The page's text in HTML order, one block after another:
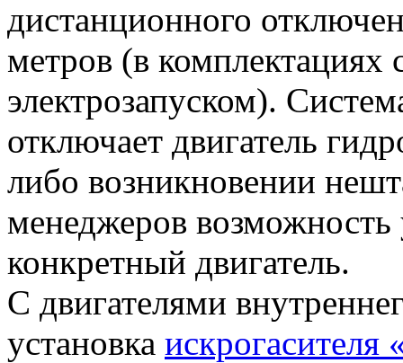
дистанционного
метров (в
электрозапуском).
отключает двигатель
либо возникновении
менеджеров
конкретный двигатель.
С двигателями
установка